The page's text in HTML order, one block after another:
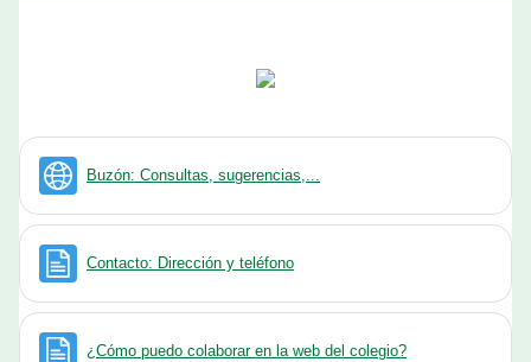
Buzón: Consultas, sugerencias,...
Contacto: Dirección y teléfonoPágina
¿Cómo puedo colaborar en la web del colegio?Página